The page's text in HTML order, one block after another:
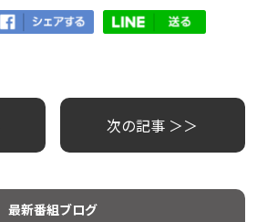
次の記事 ＞＞
最新番組ブログ